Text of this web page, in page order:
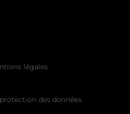
légales
des données